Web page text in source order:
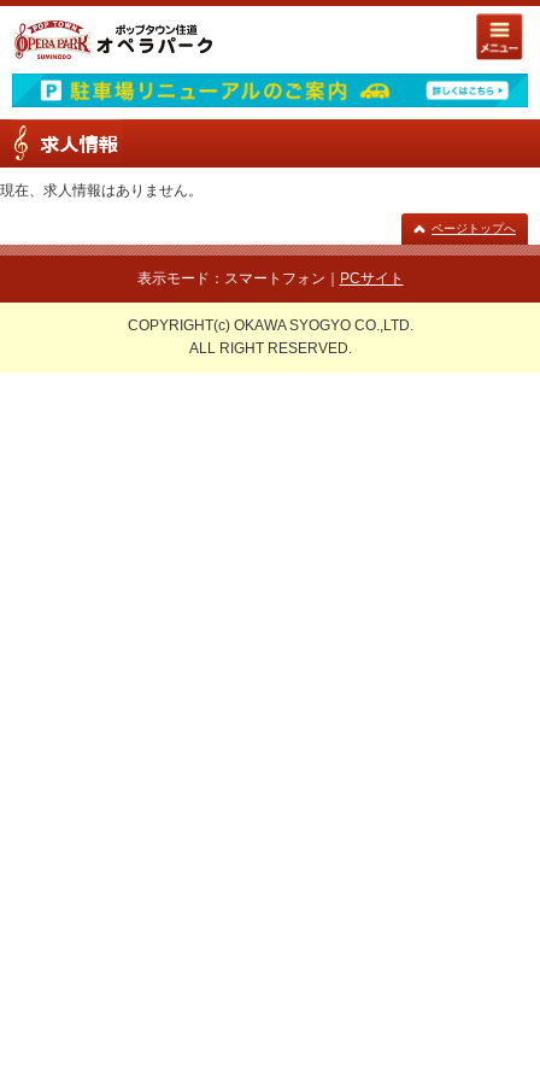
現在、求人情報はありません。
ページトップへ
表示モード：スマートフォン｜ PCサイト
COPYRIGHT(c) OKAWA SYOGYO CO.,LTD.
ALL RIGHT RESERVED.